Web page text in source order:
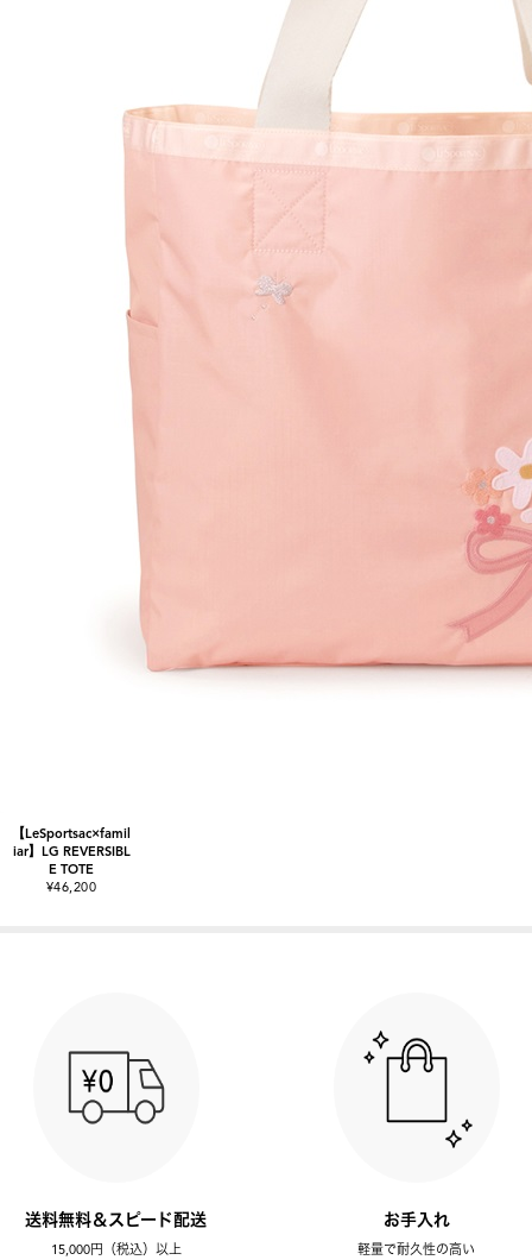
【LeSportsac×famil
iar】LG REVERSIBL
E TOTE
¥46,200
送料無料＆スピード配送
15,000円（税込）以上
お手入れ
軽量で耐久性の高い